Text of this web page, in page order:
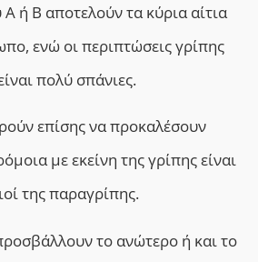
Α ή Β αποτελούν τα κύρια αίτια
ενώ οι περιπτώσεις γρίπης
πολύ σπάνιες.
επίσης να προκαλέσουν
με εκείνη της γρίπης είναι
της παραγρίπης.
το ανώτερο ή και το